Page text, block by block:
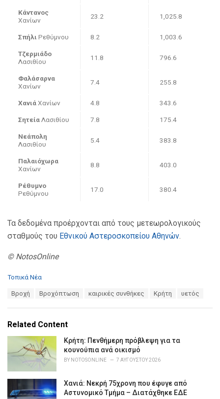
Κάντανος
Χανίων
23.2 1,025.8
Σπήλι Ρεθύμνου 8.2 1,003.6
Τζερμιάδο
Λασιθίου
11.8 796.6
Φαλάσαρνα
Χανίων
7.4 255.8
ΧανιάΧανίων 4.8 343.6
ΣητείαΛασιθίου 7.8 175.4
Νεάπολη
Λασιθίου
5.4 383.8
Παλαιόχωρα
Χανίων
8.8 403.0
Ρέθυμνο
Ρεθύμνου
17.0 380.4
Τα δεδομένα προέρχονται από τους μετεωρολογικούς
σταθμούς του Εθνικού Αστεροσκοπείου Αθηνών.
© NotosOnline
C
o
r
i
s
Τοπικά Νέα
:
Βροχή Βροχόπτωση καιρικές συνθήκες Κρήτη υετός
Related Content
Κρήτη: Πενθήμερη πρόβλεψη για τα
κουνούπια ανά οικισμό
BY NOTOSONLINE 7 ΑΥΓΟΎΣΤΟΥ 2026
Χανιά: Νεκρή 75χρονη που έφυγε από
Αστυνομικό Τμήμα – Διατάχθηκε ΕΔΕ